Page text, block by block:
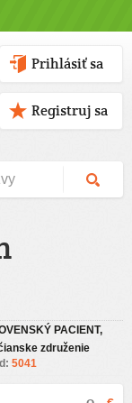
Prihlásiť sa
Registruj sa
PACIENT,
združenie
5041